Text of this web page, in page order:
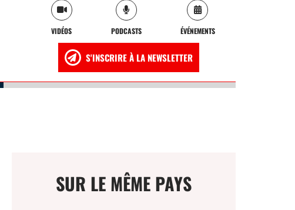
VIDÉOS PODCASTS ÉVÉNEMENTS
S'INSCRIRE À LA NEWSLETTER
SUR LE MÊME PAYS